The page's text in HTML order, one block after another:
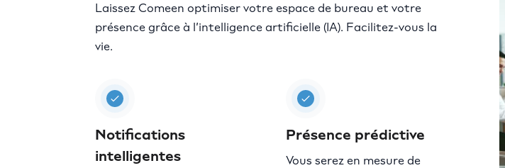
Laissez Comeen optimiser votre espace de bureau et votre
présence grâce à l’intelligence artificielle (IA). Facilitez-vous la
vie.
Notifications
intelligentes
Présence prédictive
Vous serez en mesure de